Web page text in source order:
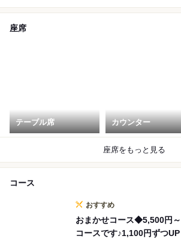
座席
テーブル席 カウンター
座席をもっと見る
コース
おすすめ
おまかせコース◆5,500円
コースです♪1,100円ずつ